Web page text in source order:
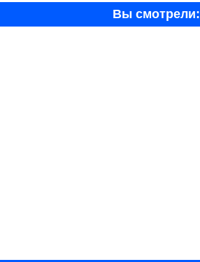
Вы смотрели: